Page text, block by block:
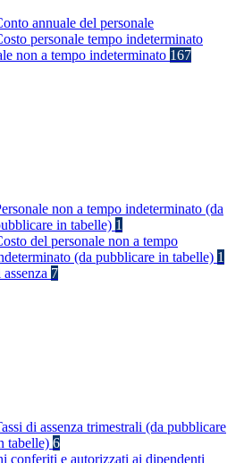
annuale del personale
personale tempo indeterminato
non a tempo indeterminato 167
non a tempo indeterminato (da
in tabelle) 1
del personale non a tempo
(da pubblicare in tabelle) 1
7
di assenza trimestrali (da pubblicare
tabelle) 6
conferiti e autorizzati ai dipendenti